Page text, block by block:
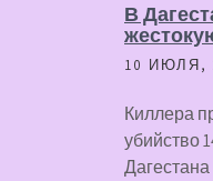
В
10 ИЮЛЯ,
Киллера
убийство